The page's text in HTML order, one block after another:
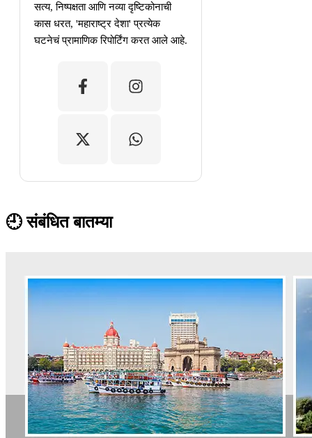
सत्य, निष्पक्षता आणि नव्या दृष्टिकोनाची
कास धरत, 'महाराष्ट्र देशा' प्रत्येक
घटनेचं प्रामाणिक रिपोर्टिंग करत आले आहे.
🕘 संबंधित बातम्या